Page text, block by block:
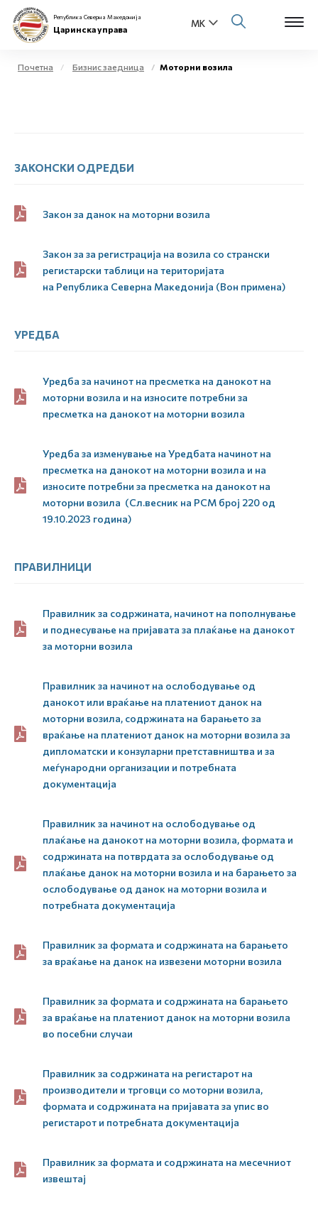
Бизнис заедница
Е-Царина
Контакт
Република Северна Македонија
Царинска управа
Почетна Бизнис заедница Моторни возила
ЗАКОНСКИ ОДРЕДБИ
Закон за данок на моторни возила
Закон за за регистрација на возила со странски
регистарски таблици на територијата
на Република Северна Македонија (Вон примена)
УРЕДБА
Уредба за начинот на пресметка на данокот на
моторни возила и на износите потребни за
пресметка на данокот на моторни возила
Уредба за изменување на Уредбата начинот на
пресметка на данокот на моторни возила и на
износите потребни за пресметка на данокот на
моторни возила (Сл.весник на РСМ број 220 од
19.10.2023 година)
ПРАВИЛНИЦИ
Правилник за содржината, начинот на пополнување
и поднесување на пријавата за плаќање на данокот
за моторни возила
Правилник за начинот на ослободување од
данокот или враќање на платениот данок на
моторни возила, содржината на барањето за
враќање на платениот данок на моторни возила за
дипломатски и конзуларни претставништва и за
меѓународни организации и потребната
документација
Правилник за начинот на ослободување од
плаќање на данокот на моторни возила, формата и
содржината на потврдата за ослободување од
плаќање данок на моторни возила и на барањето за
ослободување од данок на моторни возила и
потребната документација
Правилник за формата и содржината на барањето
за враќање на данок на извезени моторни возила
Правилник за формата и содржината на барањето
за враќање на платениот данок на моторни возила
во посебни случаи
Правилник за содржината на регистарот на
производители и трговци со моторни возила,
формата и содржината на пријавата за упис во
регистарот и потребната документација
Правилник за формата и содржината на месечниот
извештај